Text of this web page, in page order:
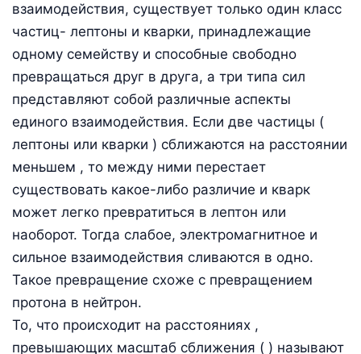
взаимодействия, существует только один класс
частиц- лептоны и кварки, принадлежащие
одному семейству и способные свободно
превращаться друг в друга, а три типа сил
представляют собой различные аспекты
единого взаимодействия. Если две частицы (
лептоны или кварки ) сближаются на расстоянии
меньшем , то между ними перестает
существовать какое-либо различие и кварк
может легко превратиться в лептон или
наоборот. Тогда слабое, электромагнитное и
сильное взаимодействия сливаются в одно.
Такое превращение схоже с превращением
протона в нейтрон.
То, что происходит на расстояниях ,
превышающих масштаб сближения ( ) называют